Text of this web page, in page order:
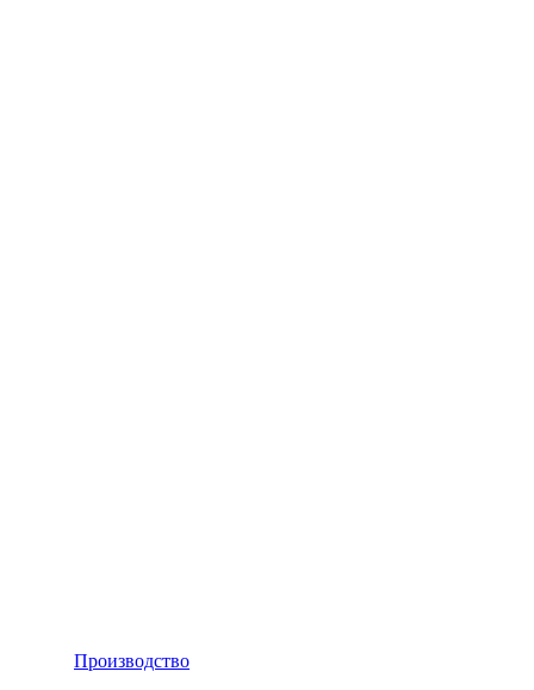
Производство